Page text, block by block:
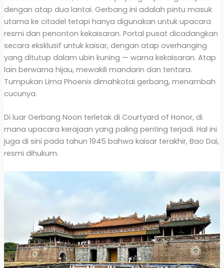
dengan atap dua lantai. Gerbang ini adalah pintu masuk
utama ke citadel tetapi hanya digunakan untuk upacara
resmi dan penonton kekaisaran. Portal pusat dicadangkan
secara eksklusif untuk kaisar, dengan atap overhanging
yang ditutup dalam ubin kuning — warna kekaisaran. Atap
lain berwarna hijau, mewakili mandarin dan tentara.
Tumpukan Lima Phoenix dimahkotai gerbang, menambah
cucunya.
Di luar Gerbang Noon terletak di Courtyard of Honor, di
mana upacara kerajaan yang paling penting terjadi. Hal ini
juga di sini pada tahun 1945 bahwa kaisar terakhir, Bao Dai,
resmi dihukum.